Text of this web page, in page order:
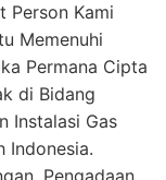
Person Kami
Memenuhi
Permana Cipta
di Bidang
Instalasi Gas
Indonesia.
Pengadaan